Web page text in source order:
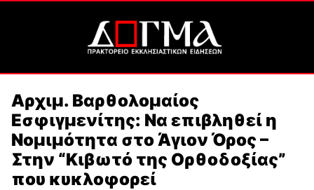
Αρχιμ. Βαρθολομαίος
Εσφιγμενίτης: Να επιβληθεί η
Νομιμότητα στο Άγιον Όρος –
Στην “Κιβωτό της Ορθοδοξίας”
που κυκλοφορεί